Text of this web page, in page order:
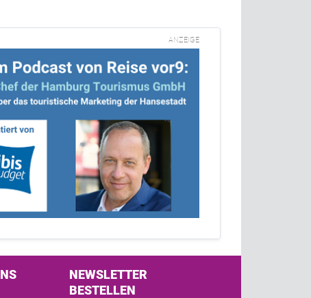
ANZEIGE
NEWSLETTER
BESTELLEN